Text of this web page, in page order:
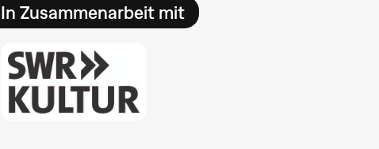
In Zusammenarbeit mit